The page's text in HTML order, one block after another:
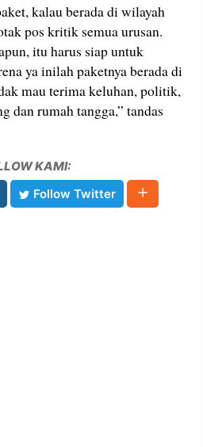
kalau berada di wilayah
pos kritik semua urusan.
itu harus siap untuk
ya inilah paketnya berada di
mau terima keluhan, politik,
dan rumah tangga,” tandas
KAMI:
Follow Twitter